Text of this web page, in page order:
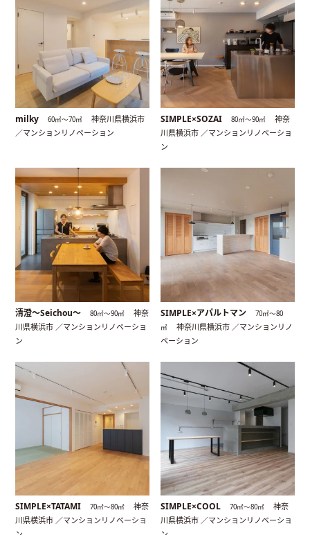
milky 60㎡〜70㎡
神奈川県横浜市
／マンションリノベーション
SIMPLE×SOZAI 80㎡〜90㎡
神奈
川県横浜市 ／マンションリノベーショ
ン
清澄〜Seichou〜 80㎡〜90㎡
神奈
川県横浜市 ／マンションリノベーショ
ン
SIMPLE×アパルトマン
70㎡〜80
㎡
神奈川県横浜市 ／マンションリノ
ベーション
SIMPLE×TATAMI 70㎡〜80㎡
神奈
川県横浜市 ／マンションリノベーショ
SIMPLE×COOL 70㎡〜80㎡
神奈
川県横浜市 ／マンションリノベーショ